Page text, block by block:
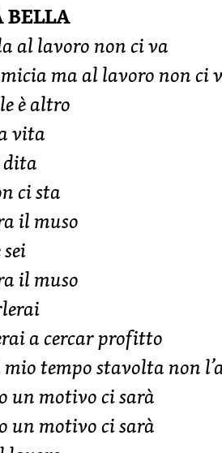
BELLA
al lavoro non ci va
ma al lavoro non ci
è altro
vita
dita
ci sta
il muso
il muso
a cercar profitto
tempo stavolta non
un motivo ci sarà
un motivo ci sarà